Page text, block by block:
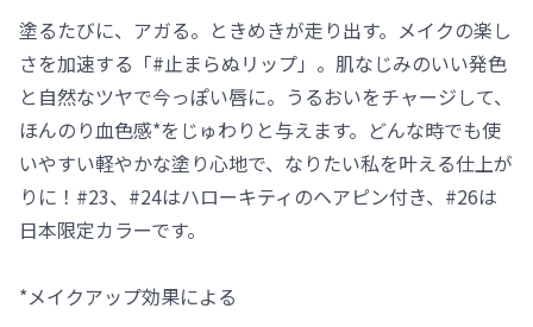
塗るたびに、アガる。ときめきが走り出す。メイクの楽し
さを加速する「#止まらぬリップ」。肌なじみのいい発色
と自然なツヤで今っぽい唇に。うるおいをチャージして、
ほんのり血色感*をじゅわりと与えます。どんな時でも使
いやすい軽やかな塗り心地で、なりたい私を叶える仕上が
りに！#23、#24はハローキティのヘアピン付き、#26は
日本限定カラーです。
*メイクアップ効果による